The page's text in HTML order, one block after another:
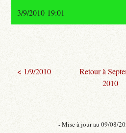
3/9/2010 19:01
< 1/9/2010
Retour à
2010
- Mise à jour au 09/08/